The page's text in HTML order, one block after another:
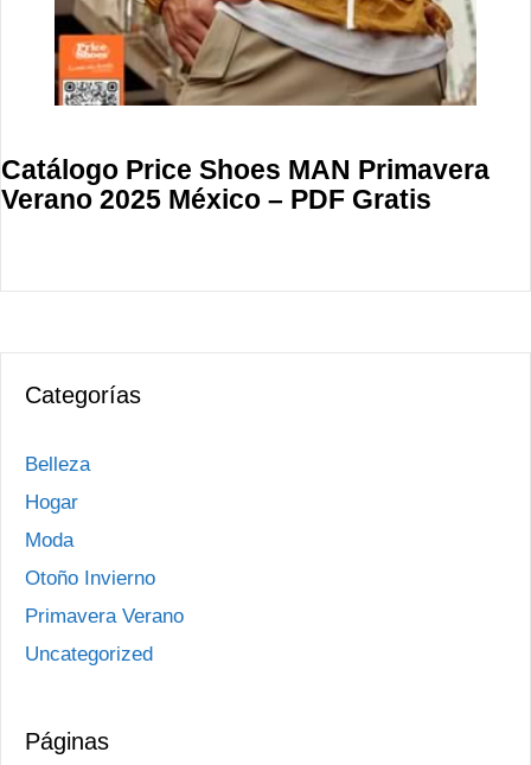
Catálogo Price Shoes MAN Primavera
Verano 2025 México – PDF Gratis
Categorías
Belleza
Hogar
Moda
Otoño Invierno
Primavera Verano
Uncategorized
Páginas